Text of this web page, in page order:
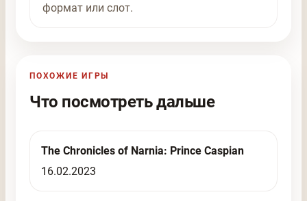
формат или слот.
ПОХОЖИЕ ИГРЫ
Что посмотреть дальше
The Chronicles of Narnia: Prince Caspian
16.02.2023